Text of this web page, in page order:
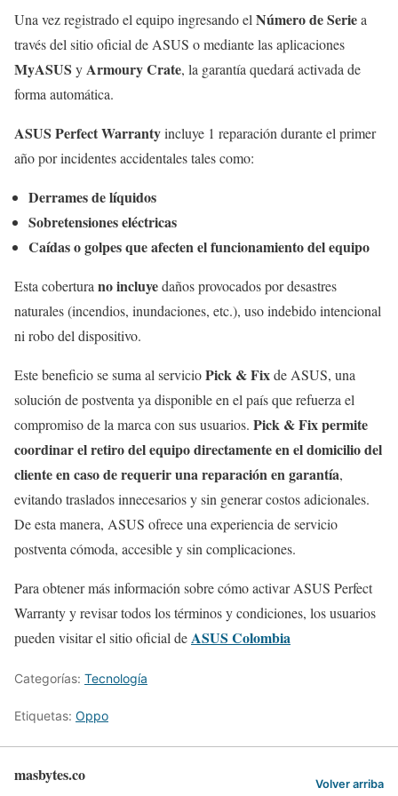
Una vez registrado el equipo ingresando elNúmero de Seriea
través del sitio oficial de ASUS o mediante las aplicaciones
MyASUS yArmoury Crate, la garantía quedará activada de
forma automática.
ASUS Perfect Warrantyincluye 1 reparación durante el primer
año por incidentes accidentales tales como:
Derrames de líquidos
Sobretensiones eléctricas
Caídas o golpes que afecten el funcionamiento del equipo
Esta coberturano incluyedaños provocados por desastres
naturales (incendios, inundaciones, etc.), uso indebido intencional
ni robo del dispositivo.
Este beneficio se suma al servicioPick & Fixde ASUS, una
solución de postventa ya disponible en el país que refuerza el
compromiso de la marca con sus usuarios. Pick & Fix permite
coordinar el retiro del equipo directamente en el domicilio del
cliente en caso de requerir una reparación en garantía,
evitando traslados innecesarios y sin generar costos adicionales.
De esta manera, ASUS ofrece una experiencia de servicio
postventa cómoda, accesible y sin complicaciones.
Para obtener más información sobre cómo activar ASUS Perfect
Warranty y revisar todos los términos y condiciones, los usuarios
pueden visitar el sitio oficial deASUS Colombia
Categorías: Tecnología
Etiquetas: Oppo
masbytes.co Volver arriba